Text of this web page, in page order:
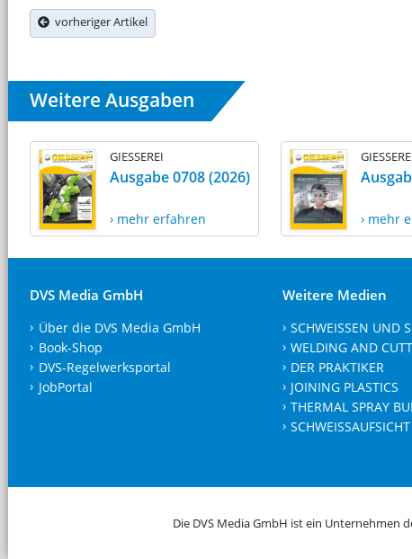
vorheriger Artikel
Weitere Ausgaben
GIESSEREI
Ausgabe 0708 (2026)
› mehr erfahren › mehr
DVS Media GmbH
Über die DVS Media GmbH
Book-Shop
DVS-Regelwerksportal
JobPortal
Weitere Medien
SCHWEISSEN UND
WELDING AND
DER PRAKTIKER
JOINING PLASTICS
THERMAL SPRAY
Die DVS Media GmbH ist ein Unternehmen